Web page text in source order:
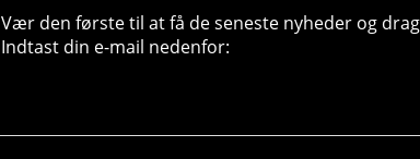
Vær den første til at få de seneste nyheder og
Indtast din e-mail nedenfor: